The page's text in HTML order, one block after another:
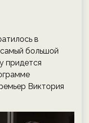
в
большой
придется
Виктория